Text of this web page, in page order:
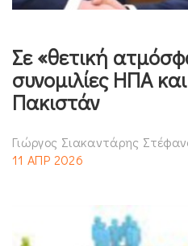
Σε «θετική
συνομιλίες ΗΠΑ
Πακιστάν
Γιώργος Σιακαντάρης
11 ΑΠΡ 2026